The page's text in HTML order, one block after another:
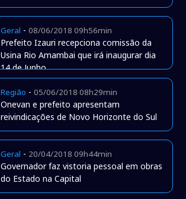
Geral -08/06/2018 09h56min
Prefeito Izauri recepciona comissão da
Usina Rio Amambai que irá inaugurar dia
14 de Junho
Região -05/06/2018 08h29min
Onevan e prefeito apresentam
reivindicações de Novo Horizonte do Sul
Geral - 20/04/2018 09h44min
Governador faz vistoria pessoal em obras
do Estado na Capital